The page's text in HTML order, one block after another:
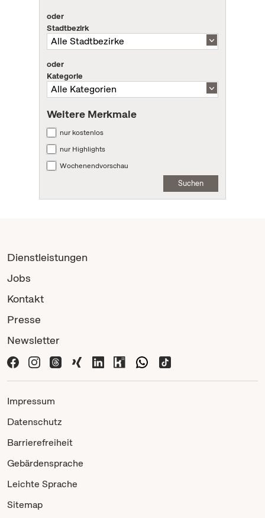
oder
Stadtbezirk
oder
Kategorie
Weitere Merkmale
nur kostenlos
nur Highlights
Wochenendvorschau
Suchen
Dienstleistungen
Jobs
Kontakt
Presse
Newsletter
Impressum
Datenschutz
Barrierefreiheit
Gebärdensprache
Leichte Sprache
Sitemap